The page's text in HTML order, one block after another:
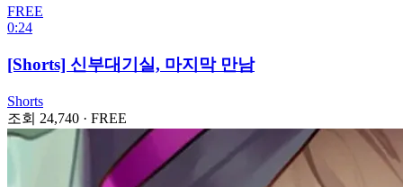
FREE
0:24
[Shorts] 신부대기실, 마지막 만남
Shorts
조회 24,740 · FREE